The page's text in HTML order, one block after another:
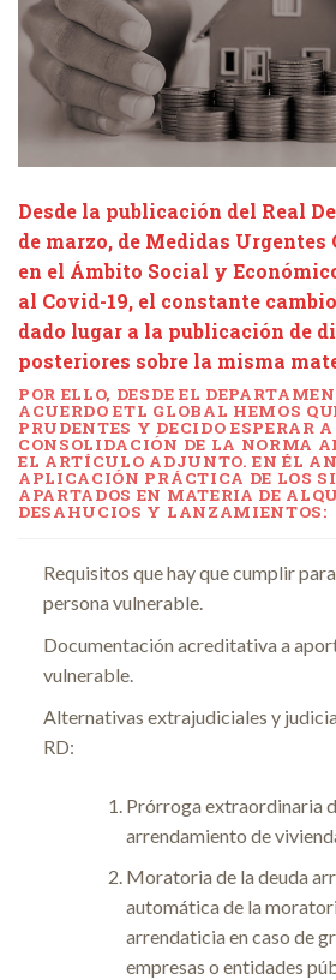
Desde la publicación del Real
de marzo, de Medidas
en el Ámbito Social y
al Covid-19, el constante
dado lugar a la publicación de
posteriores sobre la misma
POR ELLO, DESDE EL
ACUERDO ETL GLOBAL HEMOS
PRUDENTES Y DECIDO ESPERAR
CONSOLIDACIÓN DE LA NORMA
EL ARTÍCULO ADJUNTO. EN ÉL
APLICACIÓN PRÁCTICA DE LOS
APARTADOS EN MATERIA DE
DESAHUCIOS Y LANZAMIENTOS:
Requisitos que hay que cumplir
persona vulnerable.
Documentación acreditativa a
vulnerable.
Alternativas extrajudiciales y
RD:
Prórroga extraordinaria
arrendamiento de
Moratoria de la deuda
automática de la
arrendaticia en caso de
empresas o entidades